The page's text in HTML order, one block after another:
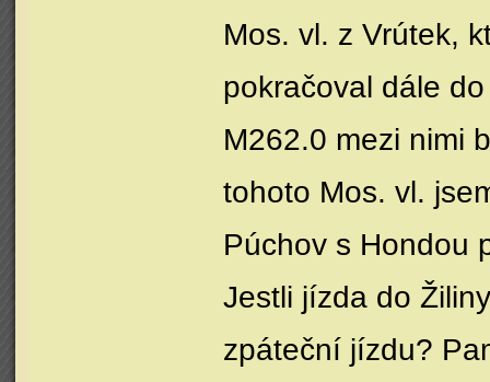
Mos. vl. z Vrútek,
pokračoval dále
M262.0 mezi nimi
tohoto Mos. vl.
Púchov s Hondou
Jestli jízda do
zpáteční jízdu?